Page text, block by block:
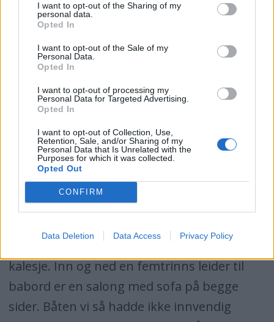
I want to opt-out of the Sharing of my
personal data.
Opted In
I want to opt-out of the Sale of my
Personal Data.
Opted In
I want to opt-out of processing my
Personal Data for Targeted Advertising.
Opted In
I want to opt-out of Collection, Use,
Retention, Sale, and/or Sharing of my
Personal Data that Is Unrelated with the
Purposes for which it was collected.
Opted Out
CONFIRM
Data Deletion Data Access Privacy Policy
ulike farger, men også i hvitt og uten den
tradisjonelle trossa, men med en fenderlist i
plast rundt hele båten. Med to kraftige
diesler, har båten et visst fartspotensiale.
For hollendere på hjemmebane er ikke dette
begrensede farvann og hastigheter. Med
korte avstander og stor trafikk er mer enn ti
knops fart uaktuelt. Men for internasjonale
farvann er det for sakte.
av en høy vindskjerm pluss eventuell
kalesje. Inn og ned en femtrinns leider til
babord er en salong med sofa på begge
sider. Båten vi så hadde ikke innvendig